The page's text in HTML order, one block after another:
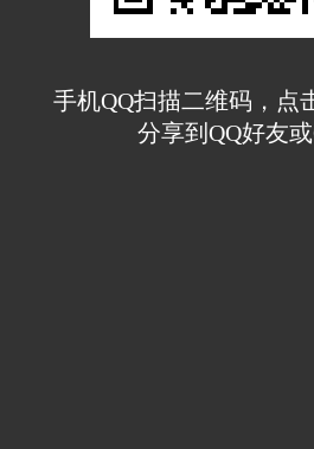
手机QQ扫描二维码，点
分享到QQ好友